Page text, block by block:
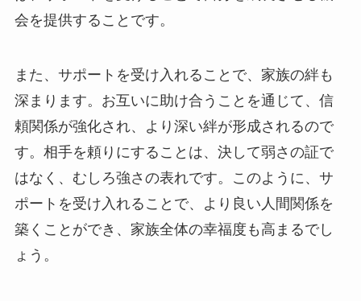
会を提供することです。
また、サポートを受け入れることで、家族の絆も
深まります。お互いに助け合うことを通じて、信
頼関係が強化され、より深い絆が形成されるので
す。相手を頼りにすることは、決して弱さの証で
はなく、むしろ強さの表れです。このように、サ
ポートを受け入れることで、より良い人間関係を
築くことができ、家族全体の幸福度も高まるでし
ょう。